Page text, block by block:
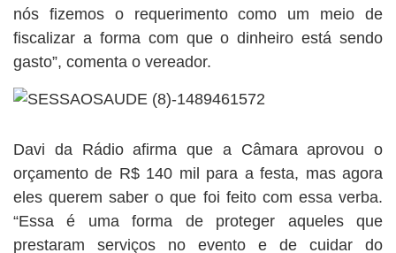
nós fizemos o requerimento como um meio de
fiscalizar a forma com que o dinheiro está sendo
gasto”, comenta o vereador.
Davi da Rádio afirma que a Câmara aprovou o
orçamento de R$ 140 mil para a festa, mas agora
eles querem saber o que foi feito com essa verba.
“Essa é uma forma de proteger aqueles que
prestaram serviços no evento e de cuidar do